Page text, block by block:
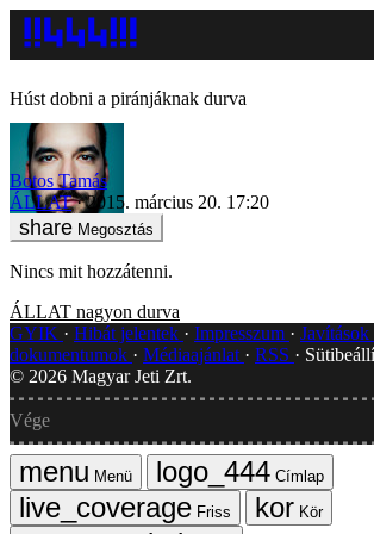
Húst dobni a piránjáknak durva
Botos Tamás
ÁLLAT
2015. március 20. 17:20
Megosztás
Nincs mit hozzátenni.
ÁLLAT nagyon durva
GYIK
Hibát jelentek Impresszum Javítások
dokumentumok
Médiaajánlat RSS
© 2026 Magyar Jeti Zrt.
Vége
Menü
Címlap
Friss
Kör